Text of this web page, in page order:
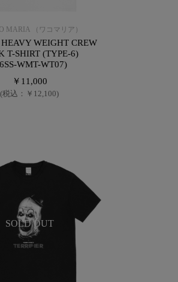
MARIA （ワコマリア）
WEIGHT CREW
T-SHIRT (TYPE-6)
WMT-WT07)
￥11,000
(税込：￥12,100)
SOLD OUT